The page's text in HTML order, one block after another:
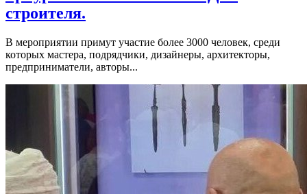
строителя.
В мероприятии примут участие более 3000 человек, среди
которых мастера, подрядчики, дизайнеры, архитекторы,
предприниматели, авторы...